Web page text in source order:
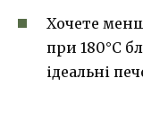
Хочете
при 180°C
ідеальні